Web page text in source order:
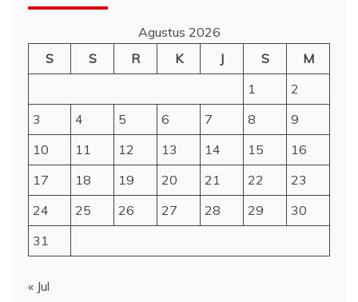
Agustus 2026
S
S R K J S
M
1
2
3
4 5 6 7 8
9
10
11 12 13 14 15
16
17
18 19 20 21 22
23
24
25 26 27 28 29
30
31
« Jul